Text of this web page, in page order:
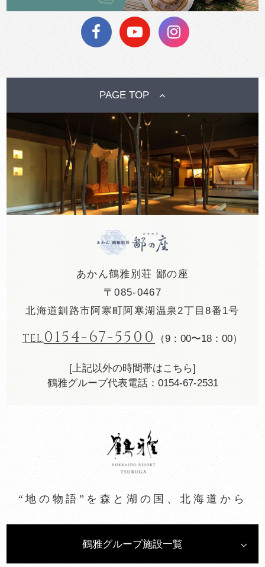
PAGE TOP
あかん鶴雅別荘 鄙の座
〒085-0467
北海道釧路市阿寒町阿寒湖温泉2丁目8番1号
TEL.0154-67-5500 （9：00〜18：00）
[上記以外の時間帯はこちら]
鶴雅グループ代表電話：0154-67-2531
“地の物語”を森と湖の国、北海道から
鶴雅グループ施設一覧